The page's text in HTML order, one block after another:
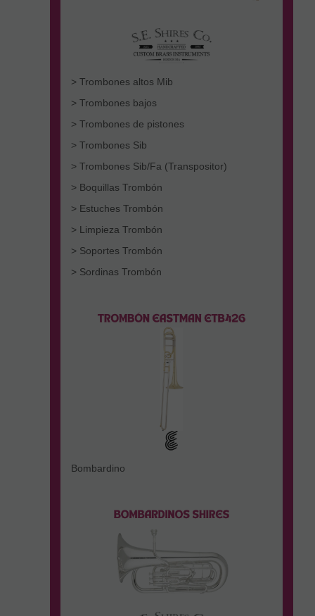
> Trombones altos Mib
> Trombones bajos
> Trombones de pistones
> Trombones Sib
> Trombones Sib/Fa (Transpositor)
> Boquillas Trombón
> Estuches Trombón
> Limpieza Trombón
> Soportes Trombón
> Sordinas Trombón
Bombardino